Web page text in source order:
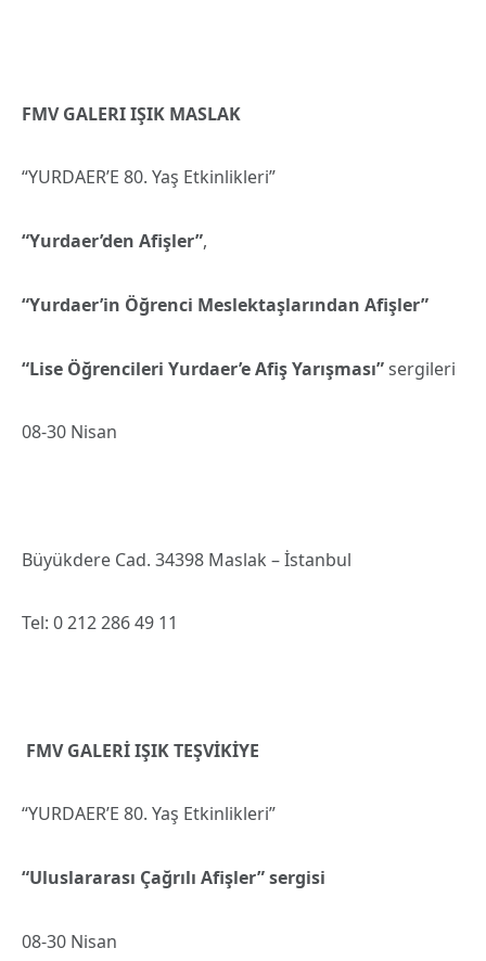
FMV GALERI IŞIK MASLAK
“YURDAER’E 80. Yaş Etkinlikleri”
“Yurdaer’den Afişler”,
“Yurdaer’in Öğrenci Meslektaşlarından Afişler”
“Lise Öğrencileri Yurdaer’e Afiş Yarışması”sergileri
08-30 Nisan
Büyükdere Cad. 34398 Maslak – İstanbul
Tel: 0 212 286 49 11
FMV GALERİ IŞIK TEŞVİKİYE
“YURDAER’E 80. Yaş Etkinlikleri”
“Uluslararası Çağrılı Afişler” sergisi
08-30 Nisan